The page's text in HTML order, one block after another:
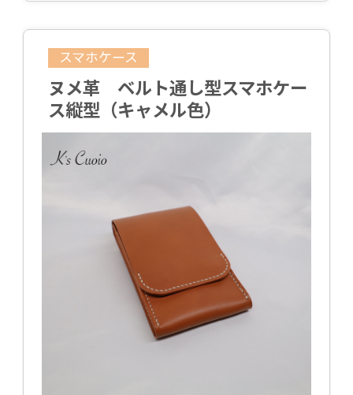
スマホケース
ヌメ革 ベルト通し型スマホケー
ス縦型（キャメル色）